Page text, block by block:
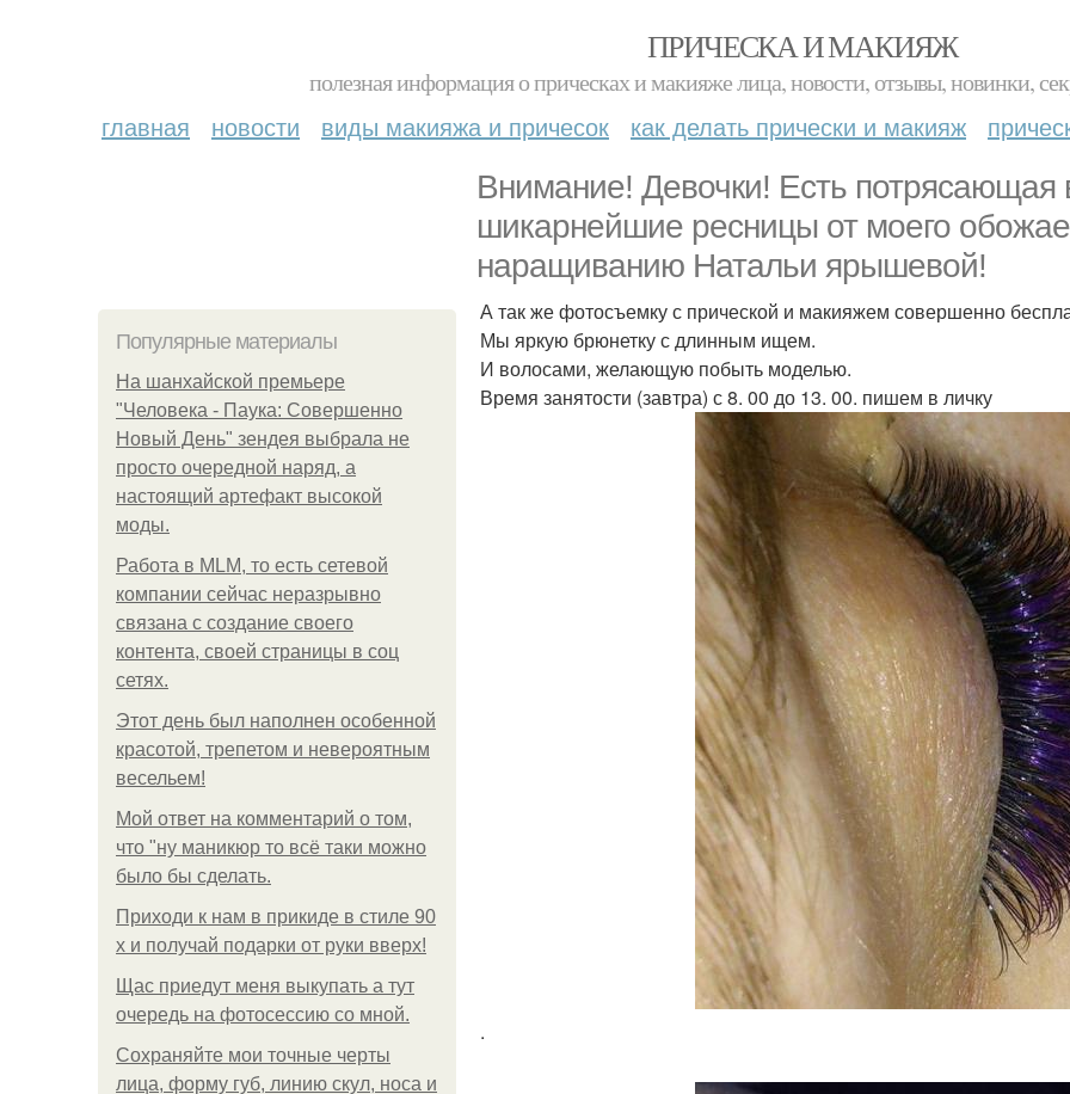
ПРИЧЕСКА И МАКИЯЖ
полезная информация о прическах и макияже лица, новости, отзывы, новинки,
главная новости виды макияжа и причесок как делать прически и макияж
Внимание! Девочки! Есть потрясающая
шикарнейшие ресницы от моего
наращиванию Натальи ярышевой!
Популярные материалы
На шанхайской премьере
"Человека - Паука: Совершенно
Новый День" зендея выбрала не
просто очередной наряд, а
настоящий артефакт высокой
моды.
Работа в MLM, то есть сетевой
компании сейчас неразрывно
связана с создание своего
контента, своей страницы в соц
сетях.
Этот день был наполнен особенной
красотой, трепетом и невероятным
весельем!
Мой ответ на комментарий о том,
что "ну маникюр то всё таки можно
было бы сделать.
Приходи к нам в прикиде в стиле 90
х и получай подарки от руки вверх!
Щас приедут меня выкупать а тут
очередь на фотосессию со мной.
Сохраняйте мои точные черты
лица, форму губ, линию скул, носа и
А так же фотосъемку с прической и макияжем совершенно
Мы яркую брюнетку с длинным ищем.
И волосами, желающую побыть моделью.
Время занятости (завтра) с 8. 00 до 13. 00. пишем в личку
.